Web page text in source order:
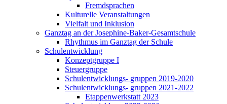
Fremdsprachen
Kulturelle Veranstaltungen
Vielfalt und Inklusion
Ganztag an der Josephine-Baker-Gesamtschule
Rhythmus im Ganztag der Schule
Schulentwicklung
Konzeptgruppe I
Steuergruppe
Schulentwicklungs- gruppen 2019-2020
Schulentwicklungs- gruppen 2021-2022
Etappenwerkstatt 2023